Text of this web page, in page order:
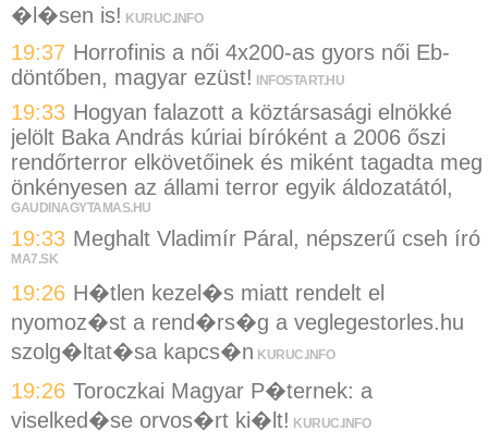
�l�sen is! KURUC.INFO
19:37 Horrofinis a női 4x200-as gyors női Eb-
döntőben, magyar ezüst! INFOSTART.HU
19:33 Hogyan falazott a köztársasági elnökké
jelölt Baka András kúriai bíróként a 2006 őszi
rendőrterror elkövetőinek és miként tagadta meg
önkényesen az állami terror egyik áldozatától,
GAUDINAGYTAMAS.HU
19:33 Meghalt Vladimír Páral, népszerű cseh író
MA7.SK
19:26 H�tlen kezel�s miatt rendelt el
nyomoz�st a rend�rs�g a veglegestorles.hu
szolg�ltat�sa kapcs�n KURUC.INFO
19:26 Toroczkai Magyar P�ternek: a
viselked�se orvos�rt ki�lt! KURUC.INFO